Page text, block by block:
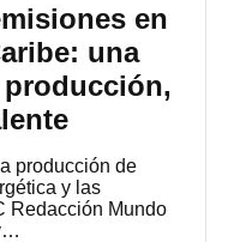
en
una
producción de
y las
Redacción Mundo